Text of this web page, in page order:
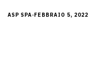
ASP SPA FEBBRAIO 5, 2022